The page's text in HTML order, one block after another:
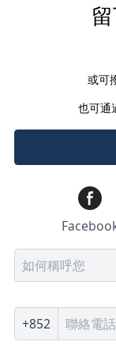
或可
也可通
+852